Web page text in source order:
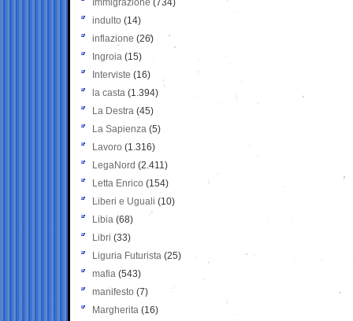
Immigrazione (734)
indulto (14)
inflazione (26)
Ingroia (15)
Interviste (16)
la casta (1.394)
La Destra (45)
La Sapienza (5)
Lavoro (1.316)
LegaNord (2.411)
Letta Enrico (154)
Liberi e Uguali (10)
Libia (68)
Libri (33)
Liguria Futurista (25)
mafia (543)
manifesto (7)
Margherita (16)